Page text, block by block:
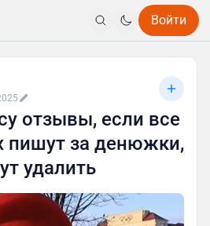
Войти
отзывы, если все
пишут за денюжки,
удалить